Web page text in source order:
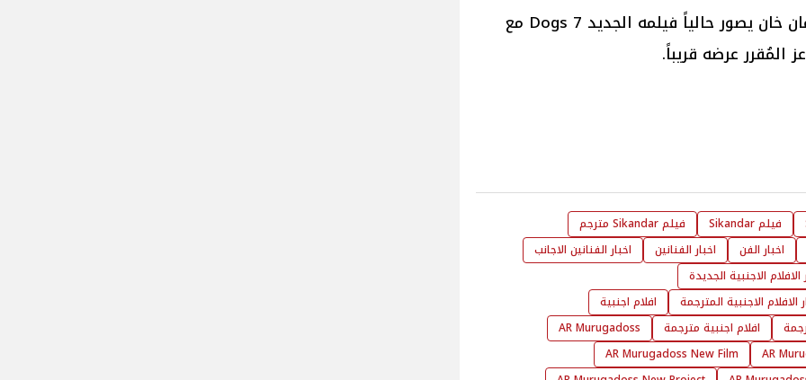
يُذكر أنه على الصعيد الفني لـ سلمان خان يصور حالياً فيلمه الجديد 7 Dogs مع
المُقرر عرضه قريباً.
فيلم Sikandar
فيلم Sikandar مترجم
اخبار الفن
اخبار الفنانين
اخبار الفنانين الاجانب
الافلام الاجنبية الجديدة
الافلام الاجنبية المترجمة
افلام اجنبية
افلام اجنبية مترجمة
AR Murugadoss
AR
AR Murugadoss New Film